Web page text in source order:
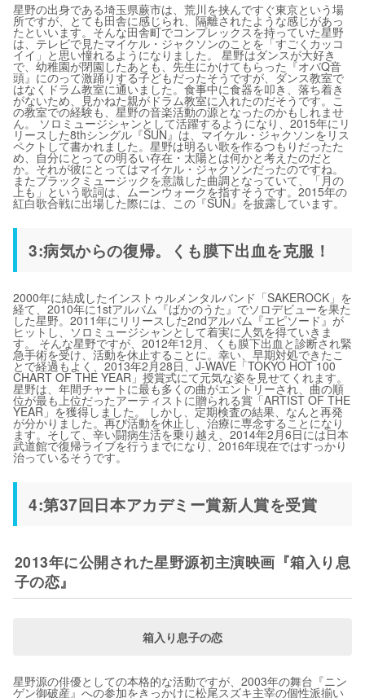
星野の出身である埼玉県蕨市は、荒川を挟んですぐ東京という場
所ですが、とても田舎に感じられ、隔離されたような感じがあっ
たといいます。そんな田舎町でコンプレックスを持っていた星野
は、テレビで見たマイケル・ジャクソンのことを「すごくカッコ
イイ」と思い憧れるようになりました。 星野はダンスが大好き
で、幼稚園が閉園したあとも、先生にかけてもらった『オバQ音
頭』にのって激踊りする子どもだったそうですが、ダンス教室で
はなくドラム教室に通いました。食事中に食器を叩き、落ち着き
がないため、見かねた親がドラム教室に入れたのだそうです。こ
の教室での経験も、星野の音楽活動の源となったのかもしれませ
ん。 ソロミュージシャンとして活躍するようになり、2015年にリ
リースした8thシングル『SUN』は、マイケル・ジャクソンをリス
ペクトして書かれました。星野は明るい歌を作るつもりだったた
め、自分にとっての明るい存在・太陽とは何かと考えたのだと
か。それが彼にとってはマイケル・ジャクソンだったのですね。
またブラックミュージックを意識した曲調となっていて、「月の
上も」という歌詞は、ムーンウォークを指すそうです。2015年の
紅白歌合戦に出場した際には、この『SUN』を披露しています。
3:病気からの復帰。くも膜下出血を克服！
2000年に結成したインストゥルメンタルバンド「SAKEROCK」を
経て、2010年に1stアルバム『ばかのうた』でソロデビューを果た
した星野。2011年にリリースした2ndアルバム『エピソード』が
ヒットし、ソロミュージシャンとして着実に人気を得ていきま
す。 そんな星野ですが、2012年12月、くも膜下出血と診断され緊
急手術を受け、活動を休止することに。幸い、早期対処できたこ
とで経過もよく、2013年2月28日、J-WAVE「TOKYO HOT 100
CHART OF THE YEAR」授賞式にて元気な姿を見せてくれます。
星野は、年間チャートに最も多くの曲がエントリーされ、曲の順
位が最も上位だったアーティストに贈られる賞「ARTIST OF THE
YEAR」を獲得しました。 しかし、定期検査の結果、なんと再発
が分かりました。再び活動を休止し、治療に専念することになり
ます。そして、辛い闘病生活を乗り越え、2014年2月6日には日本
武道館で復帰ライブを行うまでになり、2016年現在ではすっかり
治っているそうです。
4:第37回日本アカデミー賞新人賞を受賞
2013年に公開された星野源初主演映画『箱入り息
子の恋』
箱入り息子の恋
星野源の俳優としての本格的な活動ですが、2003年の舞台『ニン
ゲン御破産』への参加をきっかけに松尾スズキ主宰の個性派揃い